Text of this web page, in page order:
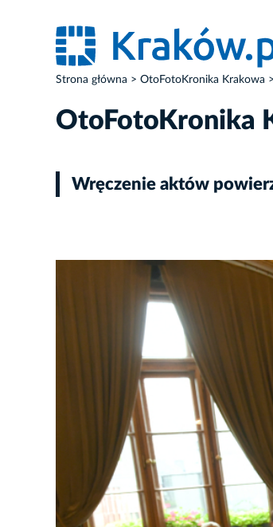
Strona główna OtoFotoKronika Krakowa
OtoFotoKronika
Wręczenie aktów